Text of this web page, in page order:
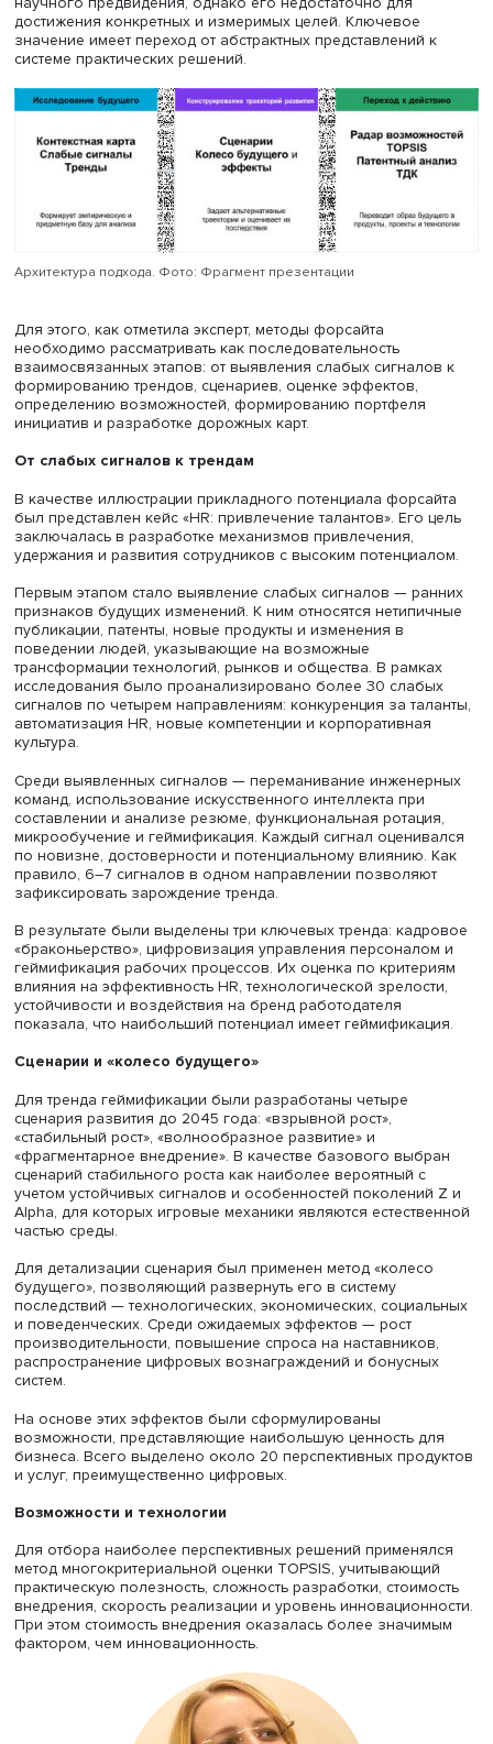
«Ценность работы с будущим проявляется в тот момент,
мы не просто представляем его, но показываем путь,
нему прийти», — подчеркнула ведущий научный
По ее словам, работа с будущим не должна
экстраполяцией текущих трендов или формированием
желаемых сценариев. Образ будущего важен как
научного предвидения, однако его недостаточно для
достижения конкретных и измеримых целей. Ключевое
значение имеет переход от абстрактных представлений
системе практических решений.
Архитектура подхода. Фото: Фрагмент презентации
Для этого, как отметила эксперт, методы форсайта
взаимосвязанных этапов: от выявления слабых
формированию трендов, сценариев, оценке эффектов,
определению возможностей, формированию портфеля
инициатив и разработке дорожных карт.
От слабых сигналов к трендам
В качестве иллюстрации прикладного потенциала
был представлен кейс «HR: привлечение талантов». Его
заключалась в разработке механизмов привлечения,
удержания и развития сотрудников с высоким
Первым этапом стало выявление слабых сигналов —
признаков будущих изменений. К ним относятся
публикации, патенты, новые продукты и изменения в
поведении людей, указывающие на возможные
трансформации технологий, рынков и общества. В
исследования было проанализировано более 30
сигналов по четырем направлениям: конкуренция за
автоматизация HR, новые компетенции и
культура.
команд, использование искусственного интеллекта при
составлении и анализе резюме, функциональная
микрообучение и геймификация. Каждый сигнал
по новизне, достоверности и потенциальному
правило, 6–7 сигналов в одном направлении
зафиксировать зарождение тренда.
«браконьерство», цифровизация управления
геймификация рабочих процессов. Их оценка по
влияния на эффективность HR, технологической
устойчивости и воздействия на бренд работодателя
показала, что наибольший потенциал имеет
Для тренда геймификации были разработаны четыре
сценария развития до 2045 года: «взрывной рост»,
«стабильный рост», «волнообразное развитие» и
«фрагментарное внедрение». В качестве базового
учетом устойчивых сигналов и особенностей
Alpha, для которых игровые механики являются
частью среды.
Для детализации сценария был применен метод
последствий — технологических, экономических,
и поведенческих. Среди ожидаемых эффектов — рост
производительности, повышение спроса на